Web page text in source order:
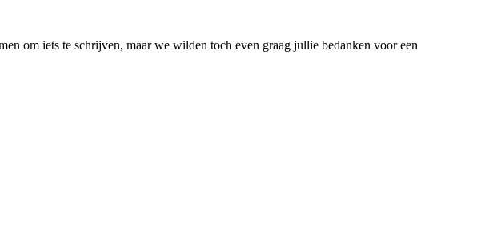
om iets te schrijven, maar we wilden toch even graag jullie bedanken voor een